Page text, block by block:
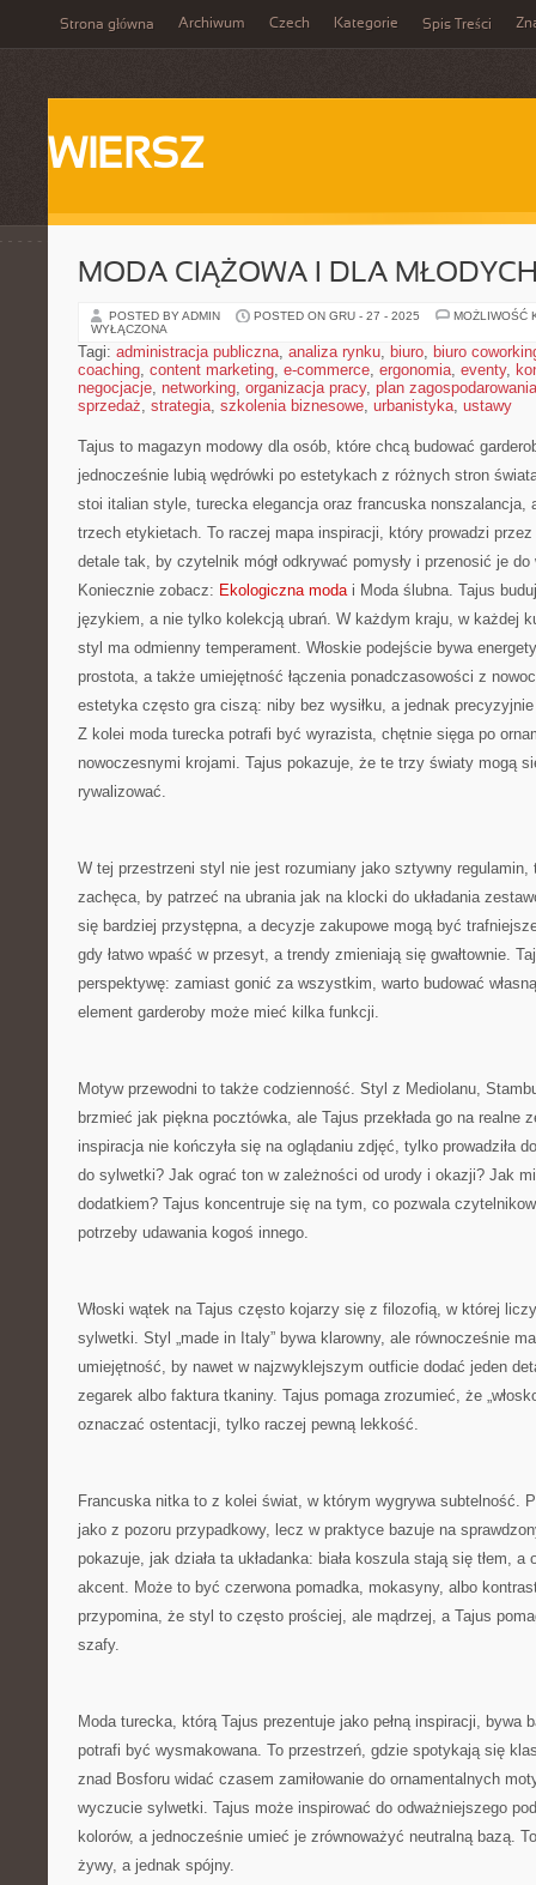
Strona główna Archiwum Czech Kategorie Spis Treści
WIERSZ
MODA CIĄŻOWA I DLA
POSTED BY ADMIN POSTED ON GRU - 27 - 2025
MOŻLIWOŚĆ
WYŁĄCZONA
Tagi: administracja publiczna, analiza rynku, biuro, biuro
coaching, content marketing, e-commerce, ergonomia, eventy,
negocjacje, networking, organizacja pracy, plan zagospodarowania
sprzedaż, strategia, szkolenia biznesowe, urbanistyka, ustawy
Tajus to magazyn modowy dla osób, które chcą budować
jednocześnie lubią wędrówki po estetykach z różnych stron
stoi italian style, turecka elegancja oraz francuska nonszalancja,
trzech etykietach. To raczej mapa inspiracji, który prowadzi
detale tak, by czytelnik mógł odkrywać pomysły i przenosić je do
Koniecznie zobacz: Ekologiczna modai Moda ślubna. Tajus
językiem, a nie tylko kolekcją ubrań. W każdym kraju, w każdej
styl ma odmienny temperament. Włoskie podejście bywa
prostota, a także umiejętność łączenia ponadczasowości z
estetyka często gra ciszą: niby bez wysiłku, a jednak
Z kolei moda turecka potrafi być wyrazista, chętnie sięga po
nowoczesnymi krojami. Tajus pokazuje, że te trzy światy mogą
rywalizować.
W tej przestrzeni styl nie jest rozumiany jako sztywny regulamin,
zachęca, by patrzeć na ubrania jak na klocki do układania
się bardziej przystępna, a decyzje zakupowe mogą być
gdy łatwo wpaść w przesyt, a trendy zmieniają się gwałtownie.
perspektywę: zamiast gonić za wszystkim, warto budować
element garderoby może mieć kilka funkcji.
Motyw przewodni to także codzienność. Styl z Mediolanu,
brzmieć jak piękna pocztówka, ale Tajus przekłada go na realne
inspiracja nie kończyła się na oglądaniu zdjęć, tylko prowadziła
do sylwetki? Jak ograć ton w zależności od urody i okazji? Jak
dodatkiem? Tajus koncentruje się na tym, co pozwala
potrzeby udawania kogoś innego.
Włoski wątek na Tajus często kojarzy się z filozofią, w której
sylwetki. Styl „made in Italy” bywa klarowny, ale równocześnie
umiejętność, by nawet w najzwyklejszym outficie dodać jeden
zegarek albo faktura tkaniny. Tajus pomaga zrozumieć, że
oznaczać ostentacji, tylko raczej pewną lekkość.
Francuska nitka to z kolei świat, w którym wygrywa subtelność.
jako z pozoru przypadkowy, lecz w praktyce bazuje na
pokazuje, jak działa ta układanka: biała koszula stają się tłem, a
akcent. Może to być czerwona pomadka, mokasyny, albo
przypomina, że styl to często prościej, ale mądrzej, a Tajus
szafy.
Moda turecka, którą Tajus prezentuje jako pełną inspiracji, bywa
potrafi być wysmakowana. To przestrzeń, gdzie spotykają się
znad Bosforu widać czasem zamiłowanie do ornamentalnych
wyczucie sylwetki. Tajus może inspirować do odważniejszego
kolorów, a jednocześnie umieć je zrównoważyć neutralną bazą.
żywy, a jednak spójny.